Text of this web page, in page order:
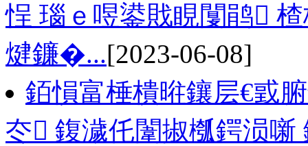
悜 瑙ｅ喅鍙戝睍闅鹃
煡鐮�...[2023-06-08]
銆愪富棰樻暀鑲层€戜
冭 鍑濊仛闈掓槬鍔涢